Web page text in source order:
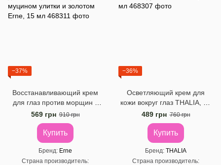
−37%
Восстанавливающий крем
для глаз против морщин с
муцином улитки и золотом
Erne, 15 мл
569 грн 910 грн
Купить
Бренд Erne
Страна производитель
−36%
Осветляющий крем для
кожи вокруг глаз THALIA, 15
мл
489 грн 760 грн
Купить
Бренд THALIA
Страна производитель